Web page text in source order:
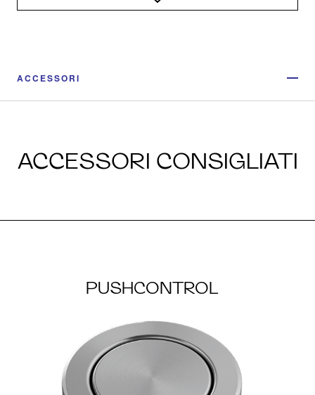
ACCESSORI
ACCESSORI CONSIGLIATI
PUSHCONTROL